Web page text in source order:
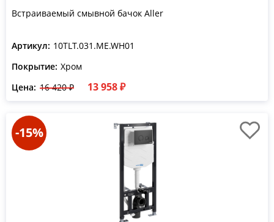
Встраиваемый смывной бачок Aller
Артикул: 10TLT.031.ME.WH01
Покрытие: Хром
Цена: 16 420 ₽ 13 958 ₽
-15%